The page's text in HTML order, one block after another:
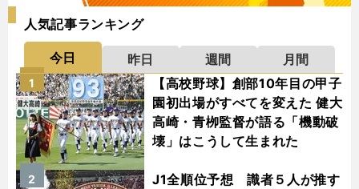
人気記事ランキング
今日 昨日 週間
月間
【高校野球】創部10年目の甲子
園初出場がすべてを変えた 健大
高崎・青栁監督が語る「機動破
壊」はこうして生まれた
1
J1全順位予想 識者５人が推す
2